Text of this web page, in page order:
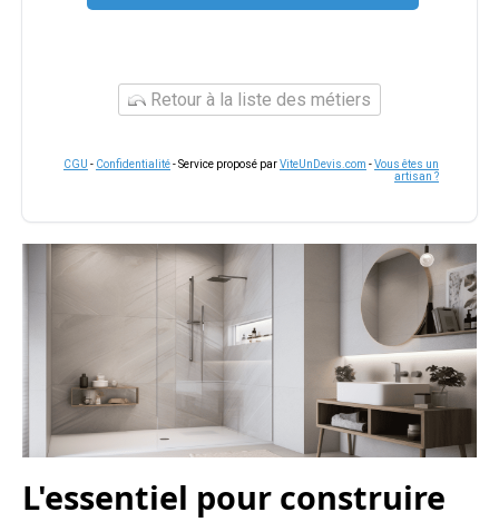
Retour à la liste des métiers
CGU - Confidentialité- Service proposé parViteUnDevis.com -Vous êtes un
artisan ?
L'essentiel pour construire